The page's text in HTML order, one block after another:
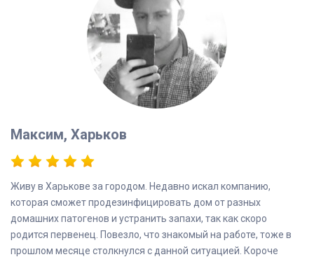
Максим, Харьков
Живу в Харькове за городом. Недавно искал компанию,
которая сможет продезинфицировать дом от разных
домашних патогенов и устранить запахи, так как скоро
родится первенец. Повезло, что знакомый на работе, тоже в
прошлом месяце столкнулся с данной ситуацией. Короче